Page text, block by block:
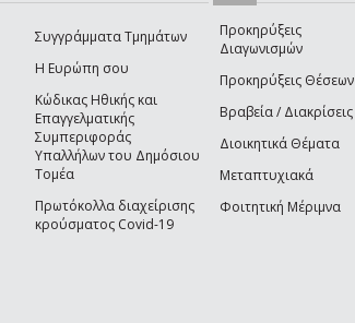
Συγγράμματα Τμημάτων
Η Ευρώπη σου
Κώδικας Ηθικής και
Επαγγελματικής
Συμπεριφοράς
Υπαλλήλων του Δημόσιου
Τομέα
Πρωτόκολλα διαχείρισης
κρούσματος Covid-19
Προκηρύξεις
Διαγωνισμών
Προκηρύξεις Θέσεων
Βραβεία / Διακρίσεις
Διοικητικά Θέματα
Μεταπτυχιακά
Φοιτητική Μέριμνα